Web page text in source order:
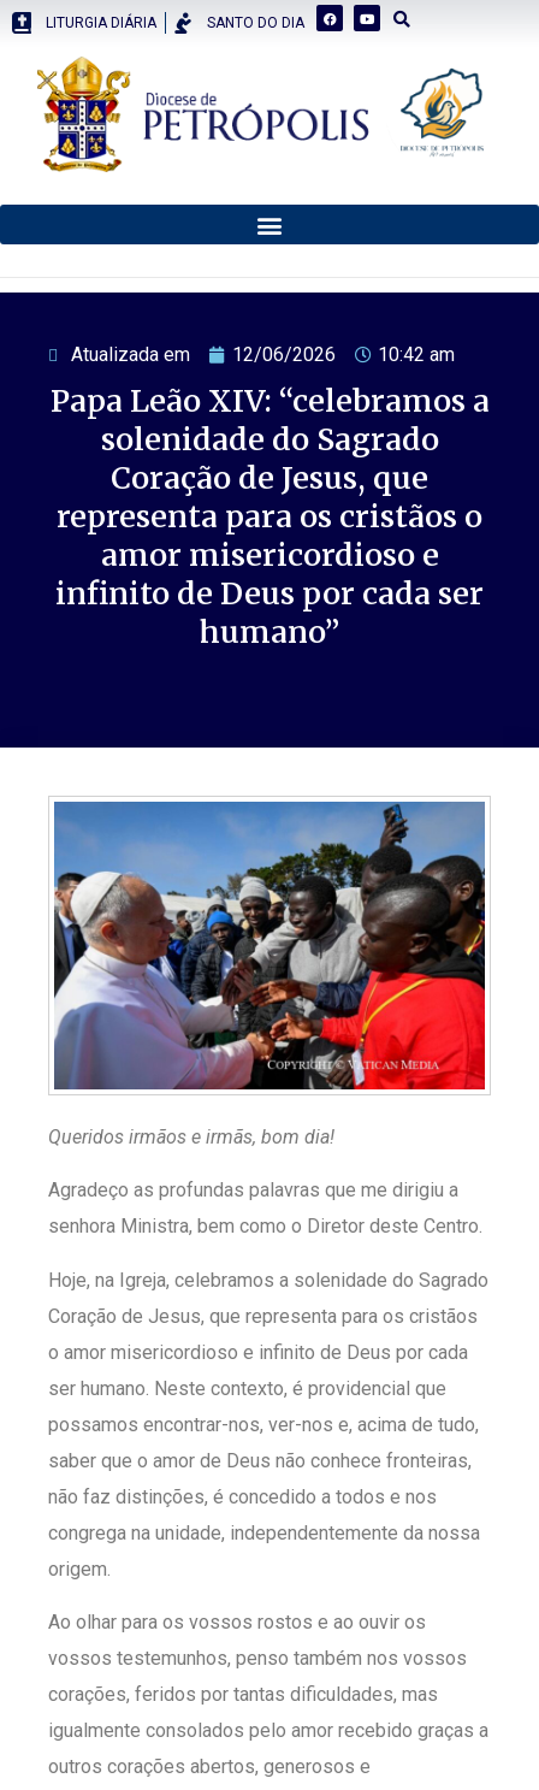
LITURGIA DIÁRIA SANTO DO DIA
Atualizada em 12/06/2026 10:42 am
Papa Leão XIV: “celebramos a
solenidade do Sagrado
Coração de Jesus, que
representa para os cristãos o
amor misericordioso e
infinito de Deus por cada ser
humano”
Queridos irmãos e irmãs, bom dia!
Agradeço as profundas palavras que me dirigiu a
senhora Ministra, bem como o Diretor deste Centro.
Hoje, na Igreja, celebramos a solenidade do Sagrado
Coração de Jesus, que representa para os cristãos
o amor misericordioso e infinito de Deus por cada
ser humano. Neste contexto, é providencial que
possamos encontrar-nos, ver-nos e, acima de tudo,
saber que o amor de Deus não conhece fronteiras,
não faz distinções, é concedido a todos e nos
congrega na unidade, independentemente da nossa
origem.
Ao olhar para os vossos rostos e ao ouvir os
vossos testemunhos, penso também nos vossos
corações, feridos por tantas dificuldades, mas
igualmente consolados pelo amor recebido graças a
outros corações abertos, generosos e